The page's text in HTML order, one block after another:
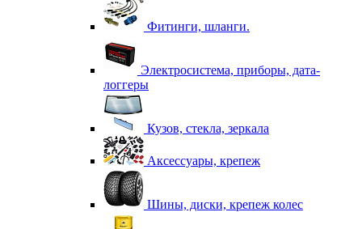
Фитинги, шланги.
Электросистема, приборы, дата-
логгеры
Кузов, стекла, зеркала
Аксессуары, крепеж
Шины, диски, крепеж колес